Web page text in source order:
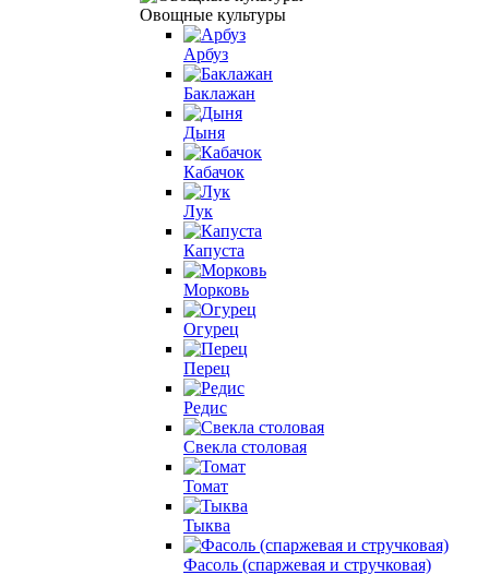
Овощные культуры
Арбуз
Баклажан
Дыня
Кабачок
Лук
Капуста
Морковь
Огурец
Перец
Редис
Свекла столовая
Томат
Тыква
Фасоль (спаржевая и стручковая)